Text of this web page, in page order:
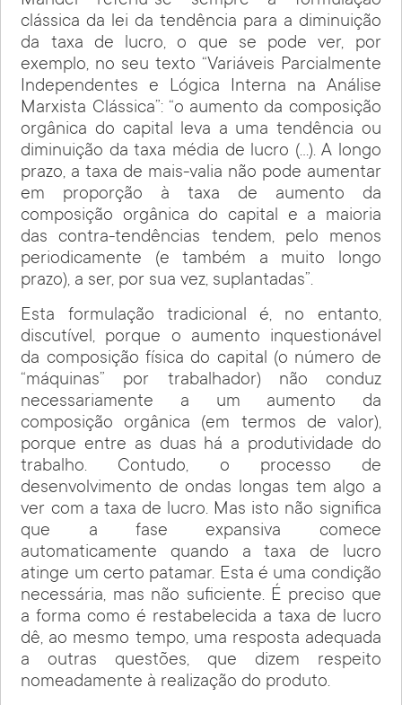
clássica da lei da tendência para a diminuição
da taxa de lucro, o que se pode ver, por
exemplo, no seu texto “Variáveis Parcialmente
Independentes e Lógica Interna na Análise
Marxista Clássica”: “o aumento da composição
orgânica do capital leva a uma tendência ou
diminuição da taxa média de lucro (…). A longo
prazo, a taxa de mais-valia não pode aumentar
em proporção à taxa de aumento da
composição orgânica do capital e a maioria
das contra-tendências tendem, pelo menos
periodicamente (e também a muito longo
prazo), a ser, por sua vez, suplantadas”.
Esta formulação tradicional é, no entanto,
discutível, porque o aumento inquestionável
da composição física do capital (o número de
“máquinas” por trabalhador) não conduz
necessariamente a um aumento da
composição orgânica (em termos de valor),
porque entre as duas há a produtividade do
trabalho. Contudo, o processo de
desenvolvimento de ondas longas tem algo a
ver com a taxa de lucro. Mas isto não significa
que a fase expansiva comece
automaticamente quando a taxa de lucro
atinge um certo patamar. Esta é uma condição
necessária, mas não suficiente. É preciso que
a forma como é restabelecida a taxa de lucro
dê, ao mesmo tempo, uma resposta adequada
a outras questões, que dizem respeito
nomeadamente à realização do produto.